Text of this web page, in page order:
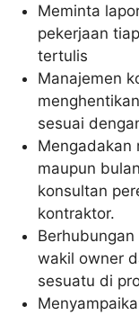
Meminta
pekerjaan
tertulis
Manajemen
sesuai
Mengadakan
maupun
konsultan
kontraktor.
wakil owner
sesuatu di